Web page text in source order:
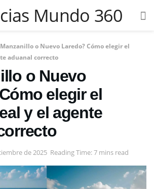
o Nuevo Laredo? Cómo elegir el
aduanal correcto
o Nuevo
elegir el
y el agente
de 2025 Reading Time: 7 mins read